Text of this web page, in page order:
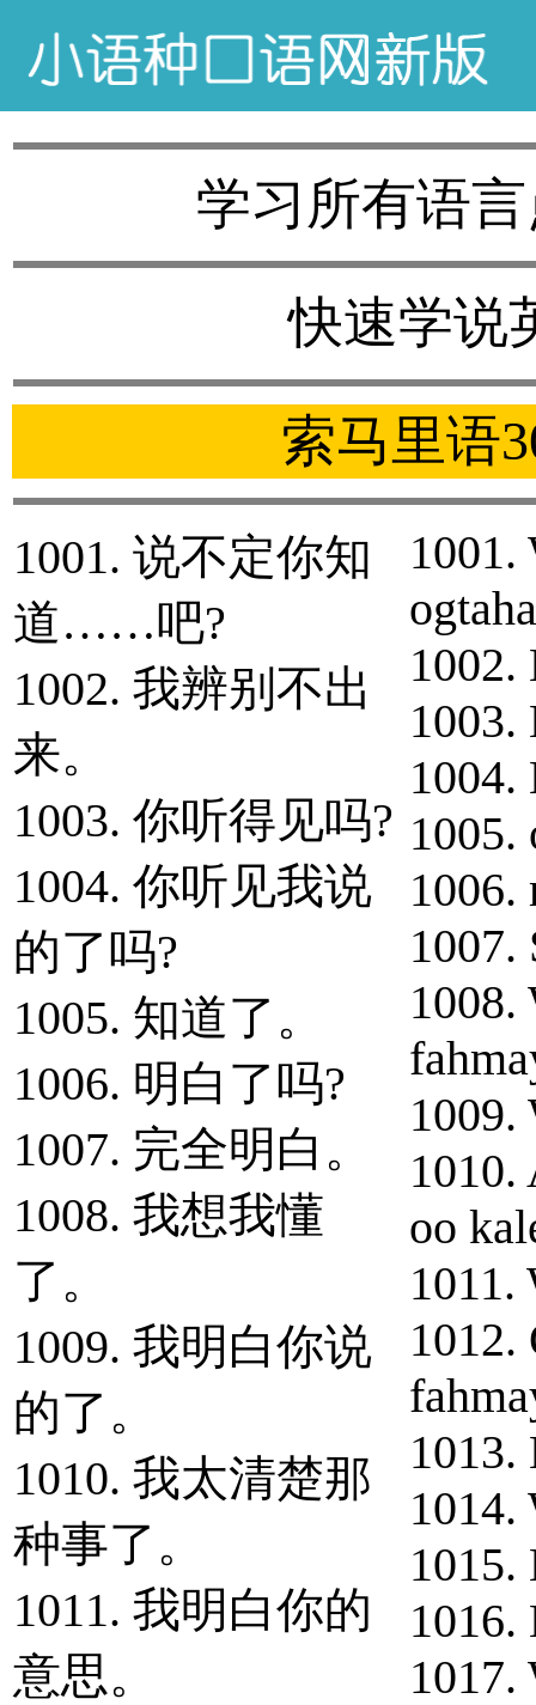
学习所有语
快速学说
索马里语
1001. 说不定你知
道……吧?
1002. 我辨别不出
来。
1003. 你听得见吗?
1004. 你听见我说
的了吗?
1005. 知道了。
1006. 明白了吗?
1007. 完全明白。
1008. 我想我懂
了。
1009. 我明白你说
的了。
1010. 我太清楚那
种事了。
1011. 我明白你的
意思。
1001.
1002.
1003.
1004.
1005.
1006.
1007.
1008.
1009.
1010.
oo
1011.
1012.
1013.
1014.
1015.
1016.
1017.